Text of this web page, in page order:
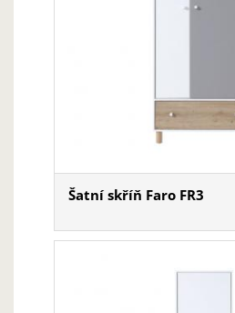
Šatní skříň Faro FR3